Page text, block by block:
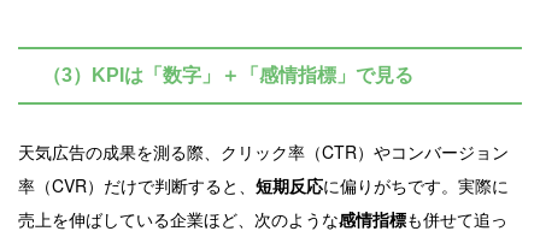
（3）KPIは「数字」＋「感情指標」で見る
天気広告の成果を測る際、クリック率（CTR）やコンバージョン
率（CVR）だけで判断すると、 短期反応に偏りがちです。実際に
売上を伸ばしている企業ほど、次のような感情指標も併せて追っ